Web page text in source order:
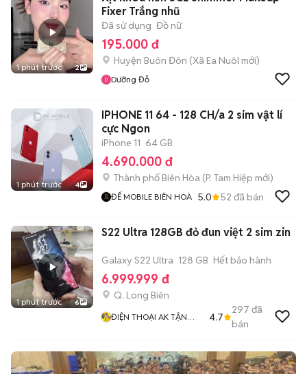
1 phút trước 2
Fixer Trắng nhũ
Đã sử dụng Đồ nữ
195.000 đ
Huyện Buôn Đôn (Xã Ea Nuôl mới)
Dưỡng Đỗ
1 phút trước 4
IPHONE 11 64 - 128 CH/a 2 sim vật lí
cực Ngon
iPhone 11 64 GB
4.690.000 đ
Thành phố Biên Hòa (P. Tam Hiệp mới)
ĐẾ MOBILE BIÊN HOÀ 5.0 52 đã bán
1 phút trước 6
S22 Ultra 128GB đỏ đun việt 2 sim zin
Galaxy S22 Ultra 128 GB Hết bảo hành
6.999.999 đ
Q. Long Biên
ĐIỆN THOẠI AK TẬN
4.7
297 đã
bán